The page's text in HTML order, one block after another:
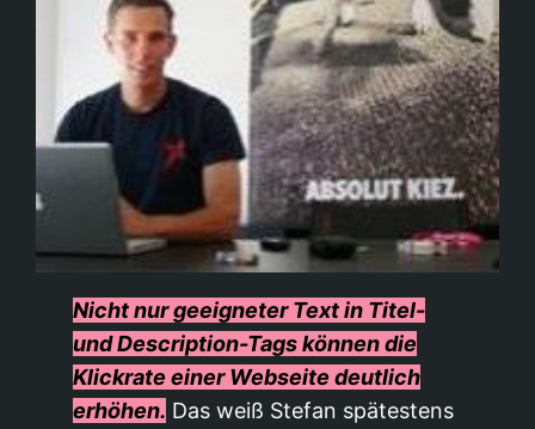
Nicht nur geeigneter Text in Titel-
und Description-Tags können die
Klickrate einer Webseite deutlich
erhöhen. Das weiß Stefan spätestens